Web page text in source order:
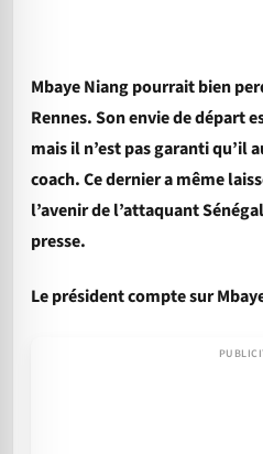
Mbaye Niang pourrait bien
Rennes. Son envie de départ
mais il n’est pas garanti qu’il
coach. Ce dernier a même
l’avenir de l’attaquant
presse.
Le président compte sur